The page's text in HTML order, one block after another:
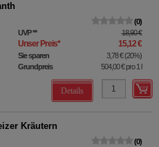
0
UVP** 18,90 €
Unser Preis* 15,12 €
Sie sparen 3,78 €(20%)
Grundpreis
504,00 €pro 1 l
Details
Kräutern
0